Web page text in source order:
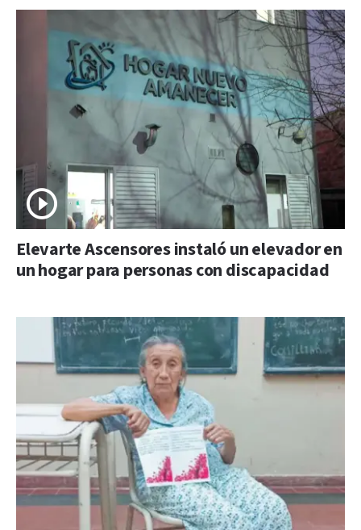
Elevarte Ascensores instaló un elevador en
un hogar para personas con discapacidad